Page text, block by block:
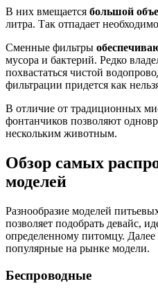
В них вмещается большой
литра. Так отпадает
Сменные фильтры
мусора и бактерий. Редко
похвастаться чистой
фильтрации придется как
В отличие от традиционных
фонтанчиков позволяют
нескольким животным.
Обзор самых
моделей
Разнообразие моделей
позволяет подобрать девайс,
определенному питомцу.
популярные на рынке модели.
Беспроводные